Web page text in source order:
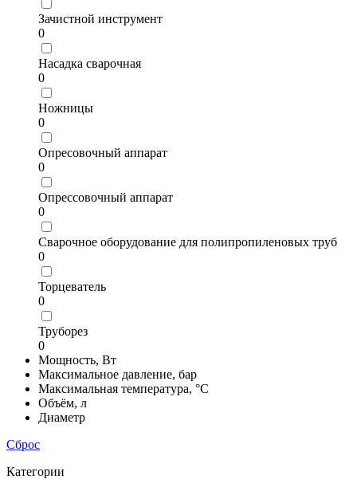
Зачистной инструмент
0
Насадка сварочная
0
Ножницы
0
Опресовочный аппарат
0
Опрессовочный аппарат
0
Сварочное оборудование для полипропиленовых труб
0
Торцеватель
0
Труборез
0
Мощность, Вт
Максимальное давление, бар
Максимальная температура, °С
Объём, л
Диаметр
Сброс
Категории